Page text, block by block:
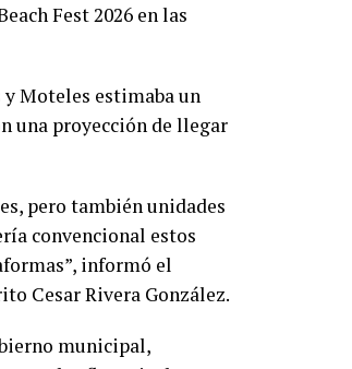
Fest 2026 en las
y Moteles estimaba un
una proyección de llegar
pero también unidades
convencional estos
informó el
Cesar Rivera González.
municipal,